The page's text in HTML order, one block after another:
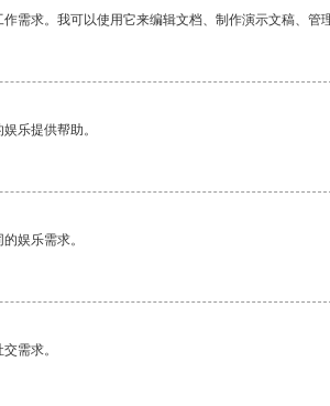
需求。我可以使用它来编辑文档、制作演示文稿、管
乐提供帮助。
娱乐需求。
需求。